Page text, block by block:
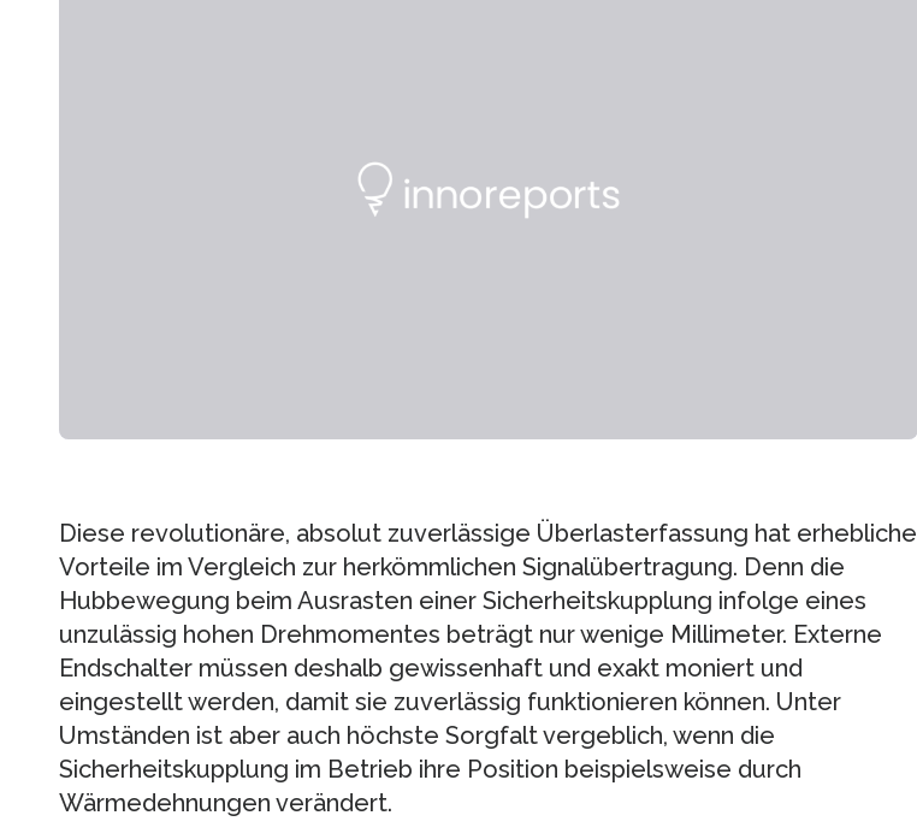
Diese revolutionäre, absolut zuverlässige Überlasterfassung hat erhebliche
Vorteile im Vergleich zur herkömmlichen Signalübertragung. Denn die
Hubbewegung beim Ausrasten einer Sicherheitskupplung infolge eines
unzulässig hohen Drehmomentes beträgt nur wenige Millimeter. Externe
Endschalter müssen deshalb gewissenhaft und exakt moniert und
eingestellt werden, damit sie zuverlässig funktionieren können. Unter
Umständen ist aber auch höchste Sorgfalt vergeblich, wenn die
Sicherheitskupplung im Betrieb ihre Position beispielsweise durch
Wärmedehnungen verändert.